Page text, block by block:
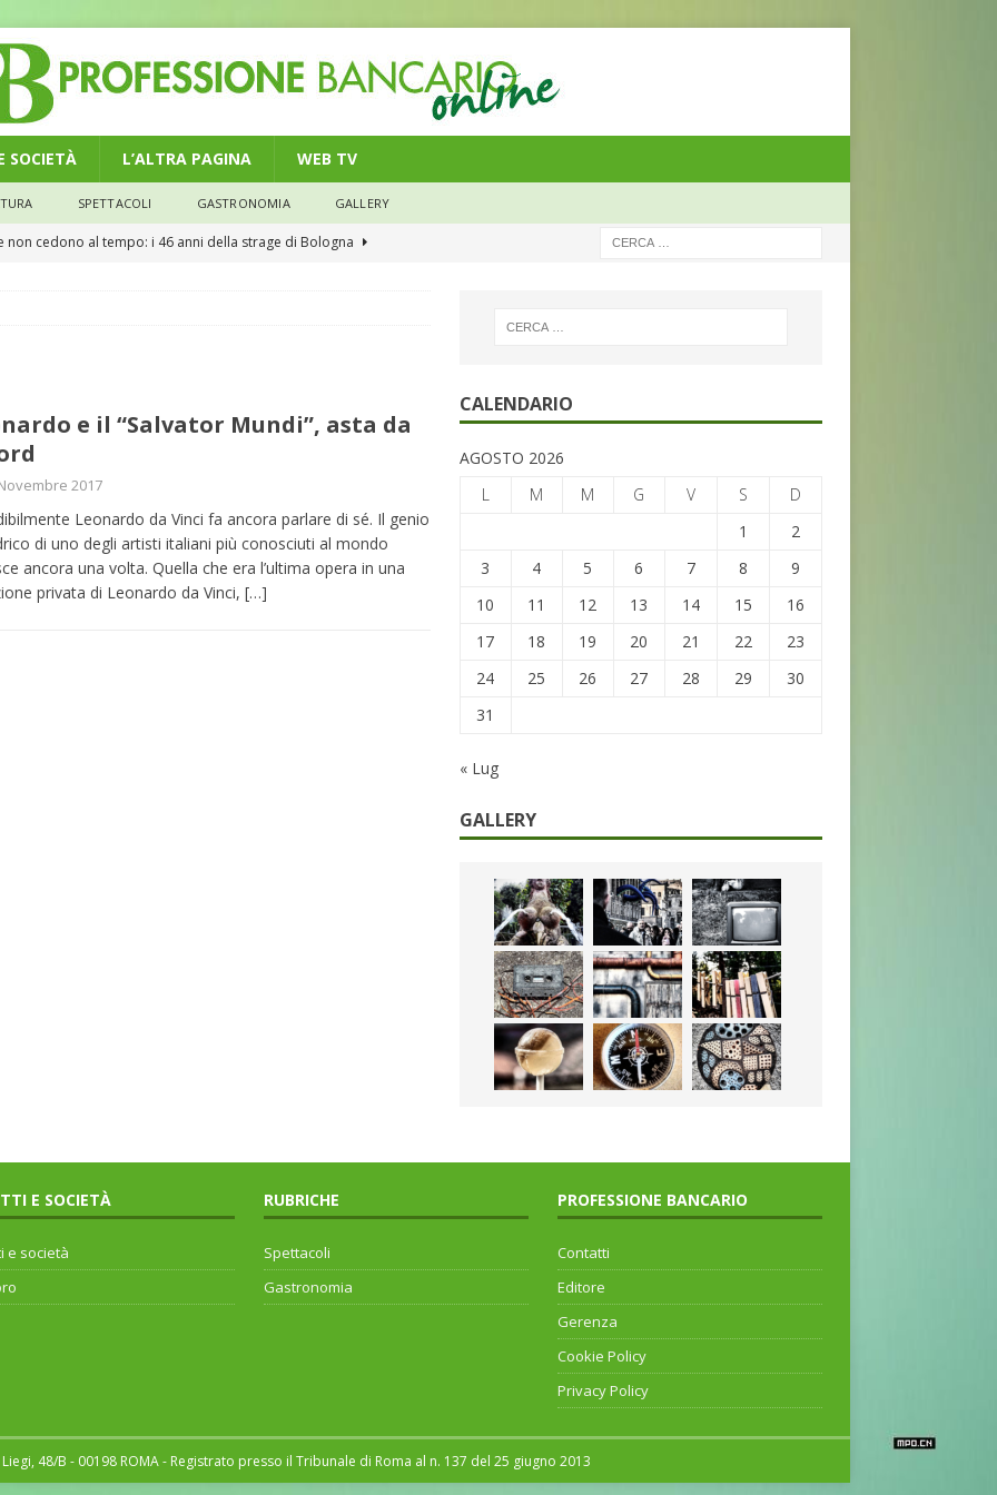
SOCIETÀ L’ALTRA PAGINA WEB TV
SPETTACOLI GASTRONOMIA GALLERY
non cedono al tempo: i 46 anni della strage di Bologna
in denaro, ma anche i benefit aziendali
caregiver: la sfida quotidiana dell’assistenza tra ferie e rinunce
e il “Salvator Mundi”, asta da
2017
Leonardo da Vinci fa ancora parlare di sé. Il genio
di uno degli artisti italiani più conosciuti al mondo
ancora una volta. Quella che era l’ultima opera in una
privata di Leonardo da Vinci, […]
CALENDARIO
AGOSTO 2026
L
M M G V S
D
1
2
3
4 5 6 7 8
9
10
11 12 13 14 15
16
17
18 19 20 21 22
23
24
25 26 27 28 29
30
31
« Lug
GALLERY
E SOCIETÀ
e società
RUBRICHE
Spettacoli
Gastronomia
PROFESSIONE BANCARIO
Contatti
Editore
Gerenza
Cookie Policy
Privacy Policy
48/B - 00198 ROMA - Registrato presso il Tribunale di Roma al n. 137 del 25 giugno 2013